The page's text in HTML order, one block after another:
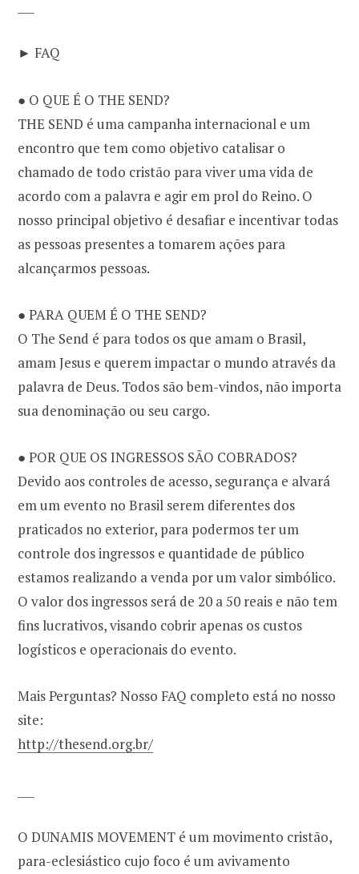
► FAQ
● O QUE É O THE SEND?
THE SEND é uma campanha internacional e um
encontro que tem como objetivo catalisar o
chamado de todo cristão para viver uma vida de
acordo com a palavra e agir em prol do Reino. O
nosso principal objetivo é desafiar e incentivar todas
as pessoas presentes a tomarem ações para
alcançarmos pessoas.
● PARA QUEM É O THE SEND?
O The Send é para todos os que amam o Brasil,
amam Jesus e querem impactar o mundo através da
palavra de Deus. Todos são bem-vindos, não importa
sua denominação ou seu cargo.
● POR QUE OS INGRESSOS SÃO COBRADOS?
Devido aos controles de acesso, segurança e alvará
em um evento no Brasil serem diferentes dos
praticados no exterior, para podermos ter um
controle dos ingressos e quantidade de público
estamos realizando a venda por um valor simbólico.
O valor dos ingressos será de 20 a 50 reais e não tem
fins lucrativos, visando cobrir apenas os custos
logísticos e operacionais do evento.
Mais Perguntas? Nosso FAQ completo está no nosso
site:
http://thesend.org.br/
O DUNAMIS MOVEMENT é um movimento cristão,
para-eclesiástico cujo foco é um avivamento